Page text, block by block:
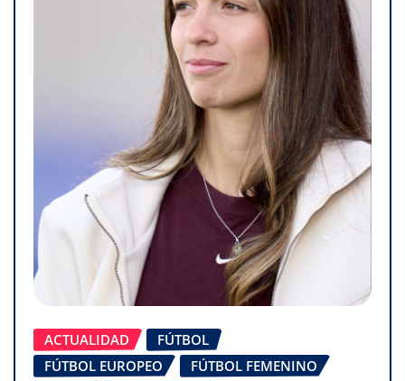
ACTUALIDAD
FÚTBOL
FÚTBOL EUROPEO
FÚTBOL FEMENINO